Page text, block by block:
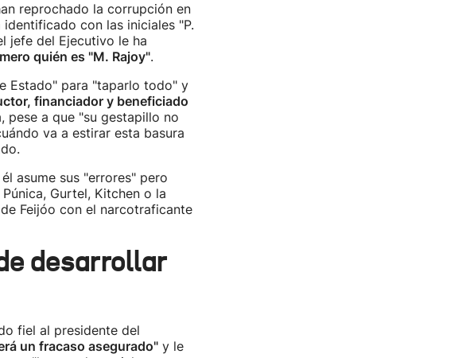
reprochado la corrupción en
con las iniciales "P.
jefe del Ejecutivo le ha
quién es "M. Rajoy".
Estado" para "taparlo todo" y
financiador y beneficiado
a que "su gestapillo no
va a estirar esta basura
asume sus "errores" pero
Gurtel, Kitchen o la
Feijóo con el narcotraficante
desarrollar
fiel al presidente del
un fracaso asegurado"y le